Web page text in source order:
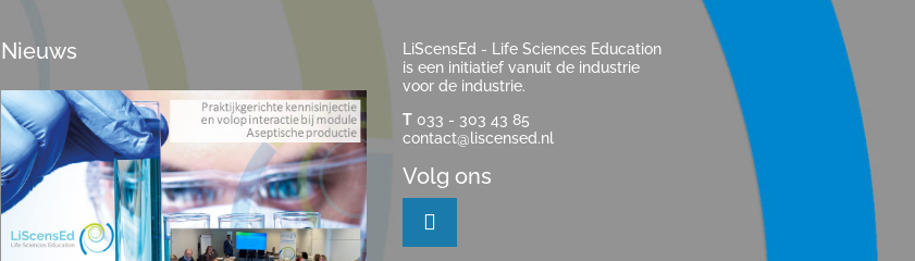
Nieuws
LiScensEd - Life Sciences Education
is een initiatief vanuit de industrie
voor de industrie.
T033 - 303 43 85
contact@liscensed.nl
Volg ons